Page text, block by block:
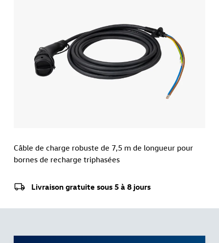
Câble de charge robuste de 7,5 m de longueur pour
bornes de recharge triphasées
Livraison gratuite sous 5 à 8 jours